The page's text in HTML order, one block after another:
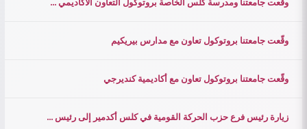
وقعت جامعتنا ومدرسة كلس الخاصة بروتوكول التعاون الأكاديمي ...
وقّعت جامعتنا بروتوكول تعاون مع مدارس بيريكيم
وقّعت جامعتنا بروتوكول تعاون مع أكاديمية كنديرجي
زيارة رئيس فرع حزب الحركة القومية في كلس أكدمير إلى رئيس ...